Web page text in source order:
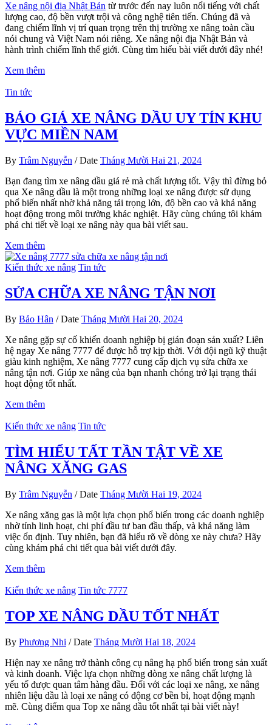
Xe nâng nội địa Nhật Bản từ trước đến nay luôn nổi tiếng với chất
lượng cao, độ bền vượt trội và công nghệ tiên tiến. Chúng đã và
đang chiếm lĩnh vị trí quan trọng trên thị trường xe nâng toàn cầu
nói chung và Việt Nam nói riêng. Xe nâng nội địa Nhật Bản và
hành trình chiếm lĩnh thế giới. Cùng tìm hiểu bài viết dưới đây nhé!
Xem thêm
Tin tức
BÁO GIÁ XE NÂNG DẦU UY TÍN KHU
VỰC MIỀN NAM
By Trâm Nguyễn / Date Tháng Mười Hai 21, 2024
Bạn đang tìm xe nâng dầu giá rẻ mà chất lượng tốt. Vậy thì đừng bỏ
qua Xe nâng dầu là một trong những loại xe nâng được sử dụng
phổ biến nhất nhờ khả năng tải trọng lớn, độ bền cao và khả năng
hoạt động trong môi trường khác nghiệt. Hãy cùng chúng tôi khám
phá chi tiết về loại xe nâng này qua bài viết sau.
Xem thêm
Kiến thức xe nâng Tin tức
SỬA CHỮA XE NÂNG TẬN NƠI
By Bảo Hân / Date Tháng Mười Hai 20, 2024
Xe nâng gặp sự cố khiến doanh nghiệp bị gián đoạn sản xuất? Liên
hệ ngay Xe nâng 7777 để được hỗ trợ kịp thời. Với đội ngũ kỹ thuật
giàu kinh nghiệm, Xe nâng 7777 cung cấp dịch vụ sửa chữa xe
nâng tận nơi. Giúp xe nâng của bạn nhanh chóng trở lại trạng thái
hoạt động tốt nhất.
Xem thêm
Kiến thức xe nâng Tin tức
TÌM HIỂU TẤT TẦN TẬT VỀ XE
NÂNG XĂNG GAS
By Trâm Nguyễn / Date Tháng Mười Hai 19, 2024
Xe nâng xăng gas là một lựa chọn phổ biến trong các doanh nghiệp
nhờ tính linh hoạt, chi phí đầu tư ban đầu thấp, và khả năng làm
việc ổn định. Tuy nhiên, bạn đã hiểu rõ về dòng xe này chưa? Hãy
cùng khám phá chi tiết qua bài viết dưới đây.
Xem thêm
Kiến thức xe nâng Tin tức 7777
TOP XE NÂNG DẦU TỐT NHẤT
By Phương Nhi / Date Tháng Mười Hai 18, 2024
Hiện nay xe nâng trở thành công cụ nâng hạ phổ biến trong sản xuất
và kinh doanh. Việc lựa chọn những dòng xe nâng chất lượng là
yếu tố được quan tâm hàng đầu. Đối với các loại xe nâng, xe nâng
nhiên liệu dầu là loại xe nâng có động cơ bền bỉ, hoạt động mạnh
mẽ. Cùng điểm qua Top xe nâng dầu tốt nhất tại bài viết này!